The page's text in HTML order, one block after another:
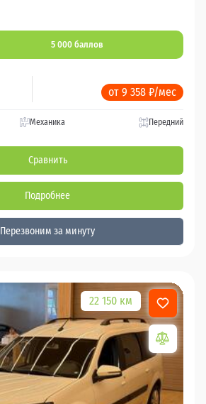
5 000 баллов
от 9 358 ₽/мес
Механика Передний
Сравнить
Подробнее
Перезвоним за минуту
22 150 км